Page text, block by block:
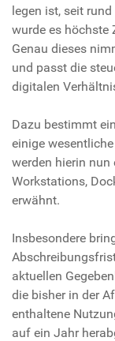
legen ist, seit
wurde es höchste
Genau dieses
und passt die
digitalen
Dazu bestimmt
einige
werden hierin nun
Workstations,
erwähnt.
Insbesondere
aktuellen
die bisher in der
enthaltene
auf ein Jahr